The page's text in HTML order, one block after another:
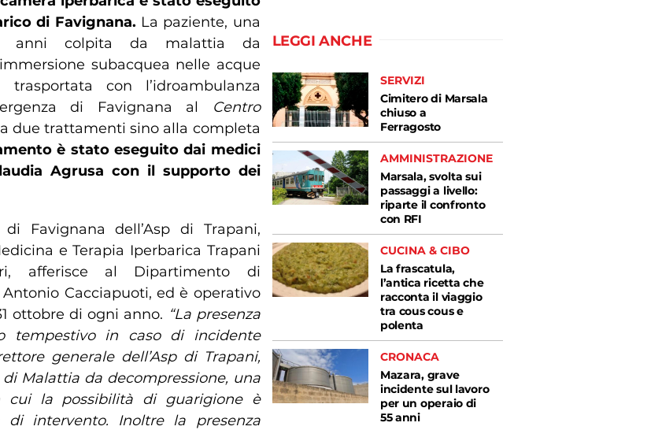
di Favignana. La paziente, una
anni colpita da malattia da
subacquea nelle acque
con l’idroambulanza
di Favignana al
Centro
due trattamenti sino alla completa
è stato eseguito dai medici
Agrusa con il supporto dei
Favignana dell’Asp di Trapani,
e Terapia Iperbarica Trapani
afferisce al Dipartimento di
Cacciapuoti, ed è operativo
ottobre di ogni anno. “La presenza
tempestivo in caso di incidente
generale dell’Asp di Trapani,
Malattia da decompressione, una
cui la possibilità di guarigione è
intervento. Inoltre la presenza
LEGGI ANCHE
SERVIZI
Cimitero di Marsala
chiuso a
Ferragosto
AMMINISTRAZIONE
Marsala, svolta sui
passaggi a livello:
riparte il confronto
con RFI
CUCINA & CIBO
La frascatula,
l’antica ricetta che
racconta il viaggio
tra cous cous e
polenta
CRONACA
Mazara, grave
incidente sul lavoro
per un operaio di
55 anni